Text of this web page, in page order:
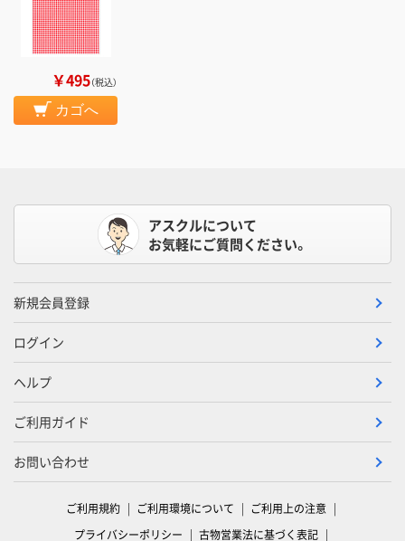
￥495（税込）
カゴへ
アスクルについて
お気軽にご質問ください。
新規会員登録
ログイン
ヘルプ
ご利用ガイド
お問い合わせ
ご利用規約 ご利用環境について
ご利用上の注意
プライバシーポリシー
古物営業法に基づく表記